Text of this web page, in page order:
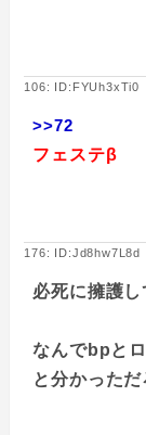
106: ID:FYUh3xTi0
>>72
フェステβ
176: ID:Jd8hw7L8d
必死に擁護
なんでbpと
と分かっただ